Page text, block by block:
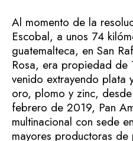
Al momento de la
Escobal, a unos 74
guatemalteca, en San
Rosa, era propiedad de
venido extrayendo plata
oro, plomo y zinc,
febrero de 2019, Pan
multinacional con sede
mayores productoras